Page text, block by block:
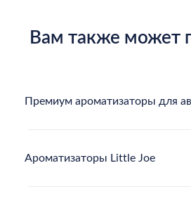
Вам также может
Премиум ароматизаторы для
Ароматизаторы Little Joe